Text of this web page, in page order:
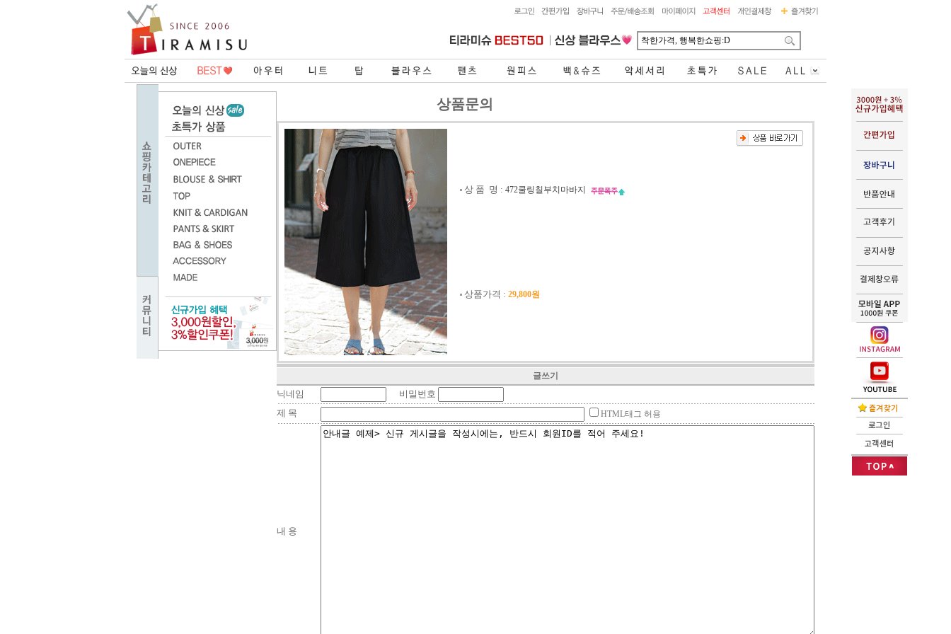
상품문의
상 품 명 : 472쿨링칠부치마바지
상품가격 : 29,800원
글쓰기
닉네임
비밀번호
제 목
HTML태그 허용
내 용